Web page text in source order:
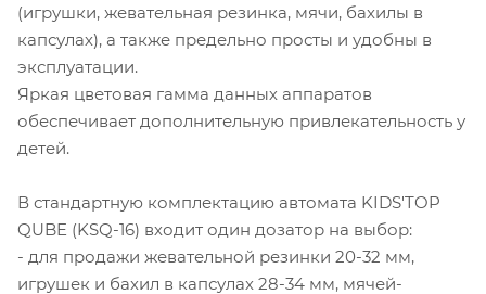
(игрушки, жевательная резинка, мячи, бахилы в
капсулах), а также предельно просты и удобны в
эксплуатации.
Яркая цветовая гамма данных аппаратов
обеспечивает дополнительную привлекательность у
детей.
В стандартную комплектацию автомата KIDS'TOP
QUBE (KSQ-16) входит один дозатор на выбор:
- для продажи жевательной резинки 20-32 мм,
игрушек и бахил в капсулах 28-34 мм, мячей-